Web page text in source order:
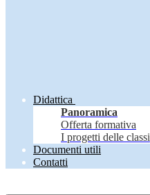
Didattica
Panoramica
Offerta formativa
I progetti delle classi
Documenti utili
Contatti